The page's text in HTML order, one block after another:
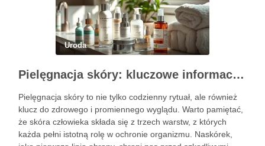
Uroda
Pielęgnacja skóry: kluczowe informacje i skuteczne metody
Pielęgnacja skóry to nie tylko codzienny rytuał, ale również
klucz do zdrowego i promiennego wyglądu. Warto pamiętać,
że skóra człowieka składa się z trzech warstw, z których
każda pełni istotną rolę w ochronie organizmu. Naskórek,